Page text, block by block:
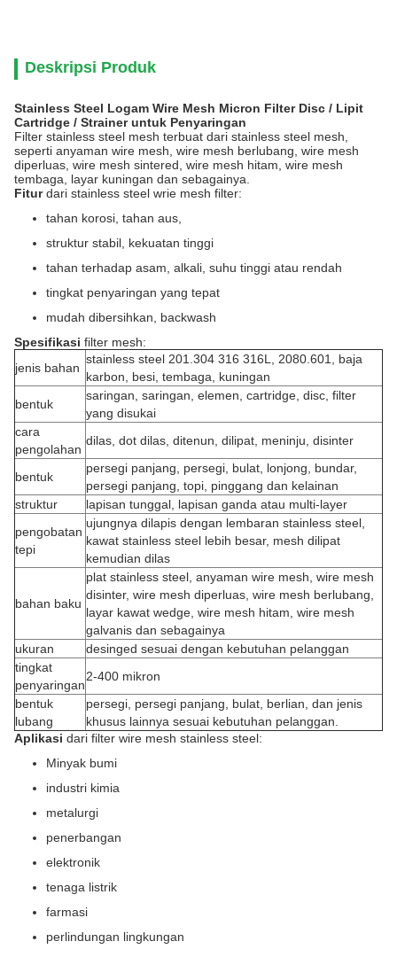
Deskripsi Produk
Stainless Steel Logam Wire Mesh Micron Filter Disc / Lipit
Cartridge / Strainer untuk Penyaringan
Filter stainless steel mesh terbuat dari stainless steel mesh,
seperti anyaman wire mesh, wire mesh berlubang, wire mesh
diperluas, wire mesh sintered, wire mesh hitam, wire mesh
tembaga, layar kuningan dan sebagainya.
Fiturdari stainless steel wrie mesh filter:
tahan korosi, tahan aus,
struktur stabil, kekuatan tinggi
tahan terhadap asam, alkali, suhu tinggi atau rendah
tingkat penyaringan yang tepat
mudah dibersihkan, backwash
Spesifikasi filter mesh:
jenis bahan
stainless steel 201.304 316 316L, 2080.601, baja
karbon, besi, tembaga, kuningan
bentuk
saringan, saringan, elemen, cartridge, disc, filter
yang disukai
cara
pengolahan
dilas, dot dilas, ditenun, dilipat, meninju, disinter
bentuk
persegi panjang, persegi, bulat, lonjong, bundar,
persegi panjang, topi, pinggang dan kelainan
struktur
lapisan tunggal, lapisan ganda atau multi-layer
pengobatan
tepi
ujungnya dilapis dengan lembaran stainless steel,
kawat stainless steel lebih besar, mesh dilipat
kemudian dilas
bahan baku
plat stainless steel, anyaman wire mesh, wire mesh
disinter, wire mesh diperluas, wire mesh berlubang,
layar kawat wedge, wire mesh hitam, wire mesh
galvanis dan sebagainya
ukuran
desinged sesuai dengan kebutuhan pelanggan
tingkat
penyaringan
2-400 mikron
bentuk
lubang
persegi, persegi panjang, bulat, berlian, dan jenis
khusus lainnya sesuai kebutuhan pelanggan.
Aplikasi dari filter wire mesh stainless steel:
Minyak bumi
industri kimia
metalurgi
penerbangan
elektronik
tenaga listrik
farmasi
perlindungan lingkungan